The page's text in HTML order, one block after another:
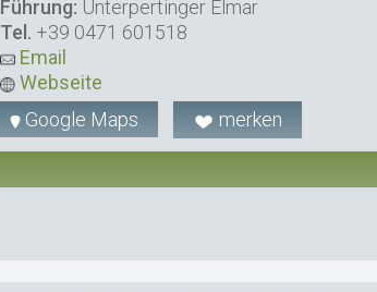
Führung: Unterpertinger Elmar
Tel. +39 0471 601518
Email
Webseite
Google Maps
merken